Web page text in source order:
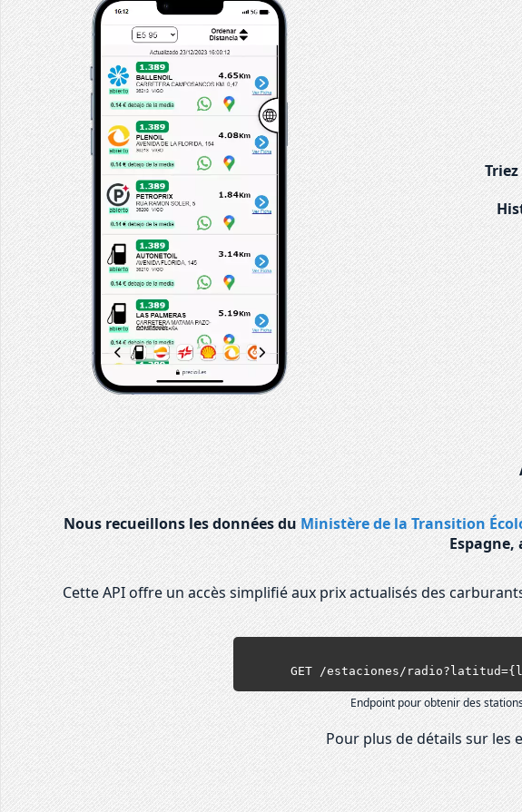
Nous recueillons les données du Ministère de la Transition
Cette API offre un accès simplifié aux prix actualisés des
GET /estaciones/
Endpoint pour obtenir des
Pour plus de détails sur les